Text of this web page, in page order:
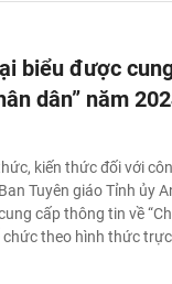
biểu được
dân” năm
kiến thức đối với
Tuyên giáo Tỉnh ủy
cấp thông tin về
theo hình thức